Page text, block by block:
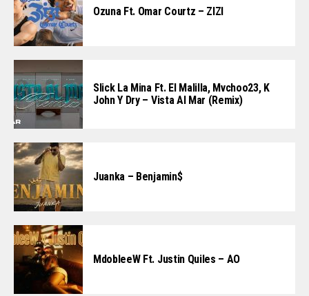
Ozuna Ft. Omar Courtz – ZIZI
Slick La Mina Ft. El Malilla, Mvchoo23, K
John Y Dry – Vista Al Mar (Remix)
Juanka – Benjamin$
MdobleeW Ft. Justin Quiles – AO